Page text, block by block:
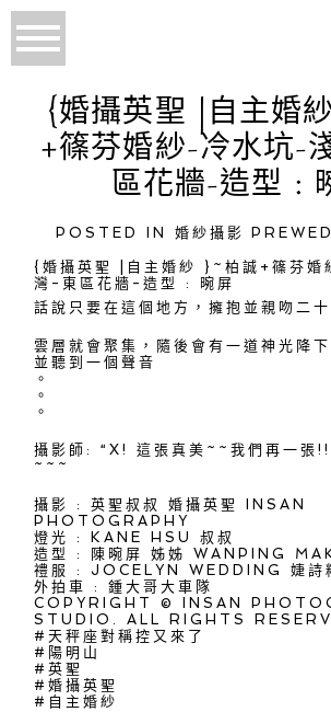
{婚攝英聖 |自主婚
+篠芬婚紗-冷水坑-
區花牆-造型 :
POSTED IN 婚紗攝影
{婚攝英聖 |自主婚紗 }~柏誠+篠芬婚
灣-東區花牆-造型 : 晼屏
話說只要在這個地方，擁抱並親吻二
雲層就會聚集，隨後會有一道神光降
並聽到一個聲音
。
。
。
攝影師: “X! 這張真美~~我們再一張
~~~
攝影 : 英聖叔叔婚攝英聖 INSAN
PHOTOGRAPHY
燈光 :
KANE HSU
叔叔
造型 :
陳晼屏 姊姊WANPING
禮服 : JOCELYN WEDDING 婕詩
外拍車 : 鍾大哥大車隊
COPYRIGHT © INSAN
STUDIO. ALL RIGHTS
#天秤座對稱控又來了
#陽明山
#英聖
#婚攝英聖
#自主婚紗